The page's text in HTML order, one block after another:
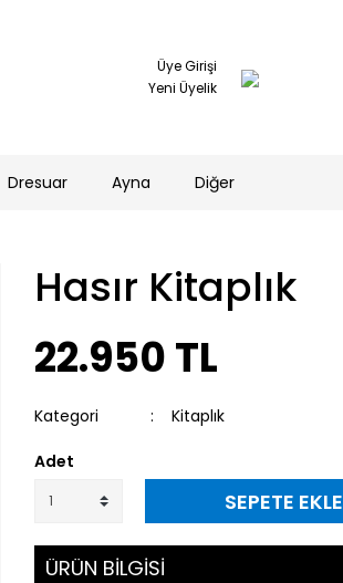
Üye Girişi
Yeni Üyelik
Dresuar Ayna Diğer
Hasır Kitaplık
22.950 TL
Kategori Kitaplık
Adet
SEPETE EKLE
ÜRÜN BİLGİSİ